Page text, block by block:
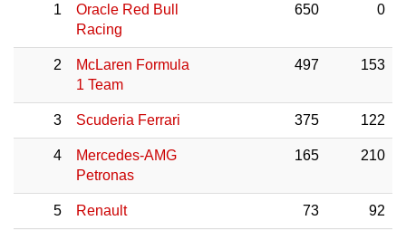
1
Oracle Red Bull
Racing
650 0
2
McLaren Formula
1 Team
497 153
3 Scuderia Ferrari 375 122
4
Mercedes-AMG
Petronas
165 210
5 Renault 73 92